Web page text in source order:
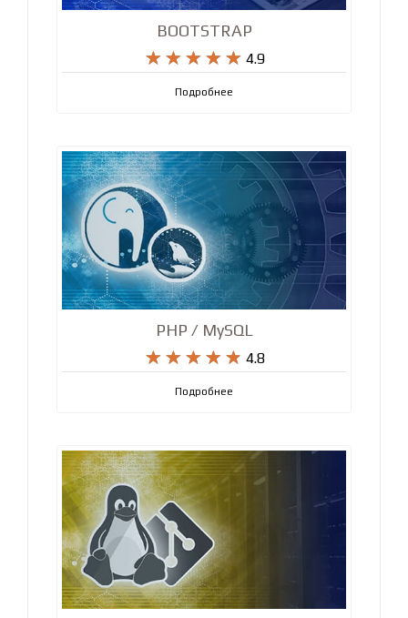
BOOTSTRAP
    
     4.9
Подробнее
PHP / MySQL
    
     4.8
Подробнее